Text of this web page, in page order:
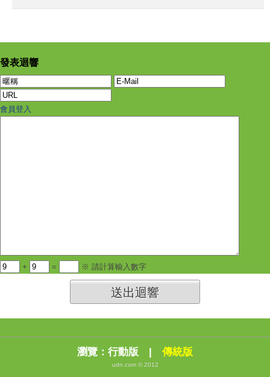
發表迴響
會員登入
+ = ※ 請計算輸入數字
送出迴響
瀏覽： 行動版 | 傳統版
udn.com © 2012